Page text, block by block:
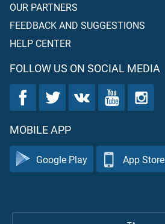
OUR PARTNERS
FEEDBACK AND SUGGESTIONS
HELP CENTER
FOLLOW US ON SOCIAL MEDIA
MOBILE APP
Google Play App Store